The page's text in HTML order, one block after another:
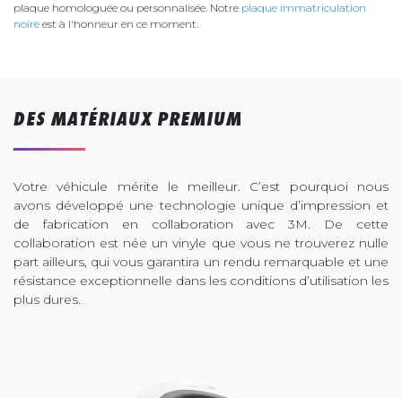
plaque homologuée ou personnalisée. Notre plaque immatriculation
noire est à l'honneur en ce moment.
DES MATÉRIAUX PREMIUM
Votre véhicule mérite le meilleur. C’est pourquoi nous
avons développé une technologie unique d’impression et
de fabrication en collaboration avec 3M. De cette
collaboration est née un vinyle que vous ne trouverez nulle
part ailleurs, qui vous garantira un rendu remarquable et une
résistance exceptionnelle dans les conditions d’utilisation les
plus dures.